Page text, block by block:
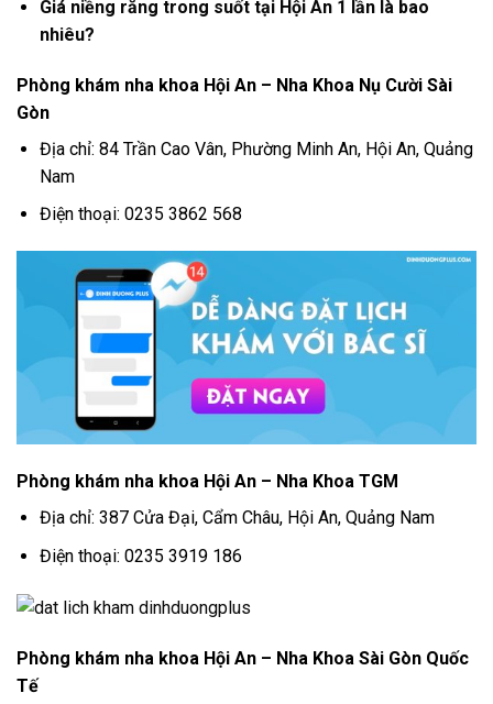
Giá niềng răng trong suốt tại Hội An 1 lần là bao
nhiêu?
Phòng khám nha khoa Hội An – Nha Khoa Nụ Cười Sài
Gòn
Địa chỉ: 84 Trần Cao Vân, Phường Minh An, Hội An, Quảng
Nam
Điện thoại: 0235 3862 568
Phòng khám nha khoa Hội An – Nha Khoa TGM
Địa chỉ: 387 Cửa Đại, Cẩm Châu, Hội An, Quảng Nam
Điện thoại: 0235 3919 186
Phòng khám nha khoa Hội An – Nha Khoa Sài Gòn Quốc
Tế